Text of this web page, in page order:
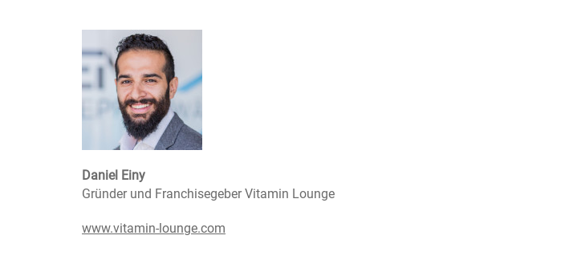
Daniel Einy
Gründer und Franchisegeber Vitamin Lounge
www.vitamin-lounge.com